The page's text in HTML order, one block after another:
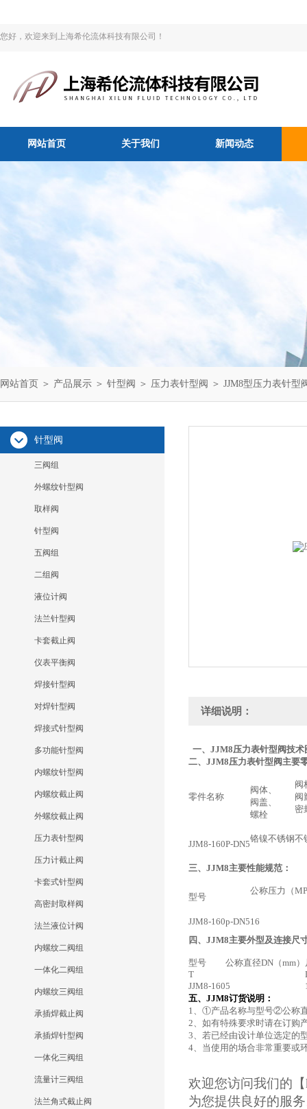
您好，欢迎来到上海希伦流体科技有限公司！
网站首页 关于我们 新闻动态
网站首页 ＞ 产品展示 ＞ 针型阀 ＞ 压力表针型阀 ＞ JJM8型压力表针型
针型阀
三阀组
外螺纹针型阀
取样阀
针型阀
五阀组
二组阀
液位计阀
法兰针型阀
卡套截止阀
仪表平衡阀
焊接针型阀
对焊针型阀
焊接式针型阀
多功能针型阀
内螺纹针型阀
内螺纹截止阀
外螺纹截止阀
压力表针型阀
压力计截止阀
卡套式针型阀
高密封取样阀
法兰液位计阀
内螺纹二阀组
一体化二阀组
内螺纹三阀组
承插焊截止阀
承插焊针型阀
一体化三阀组
流量计三阀组
法兰角式截止阀
详细说明：
一、JJM8压力表针型阀技术
二、JJM8压力表针型阀主要
零件名称
阀体、
阀盖、
螺栓
阀
阀
密
JJM8-160P-DN5
铬镍不锈钢不
三、JJM8主要性能规范：
型号
公称压力（
JJM8-160p-DN516
四、JJM8主要外型及连接尺
型号 公称直径DN（mm）
T
JJM8-1605
五、JJM8订货说明：
1、①产品名称与型号②公称
2、如有特殊要求时请在订购
3、若已经由设计单位选定的
4、当使用的场合非常重要或
欢迎您访问我们的【
为您提供良好的服